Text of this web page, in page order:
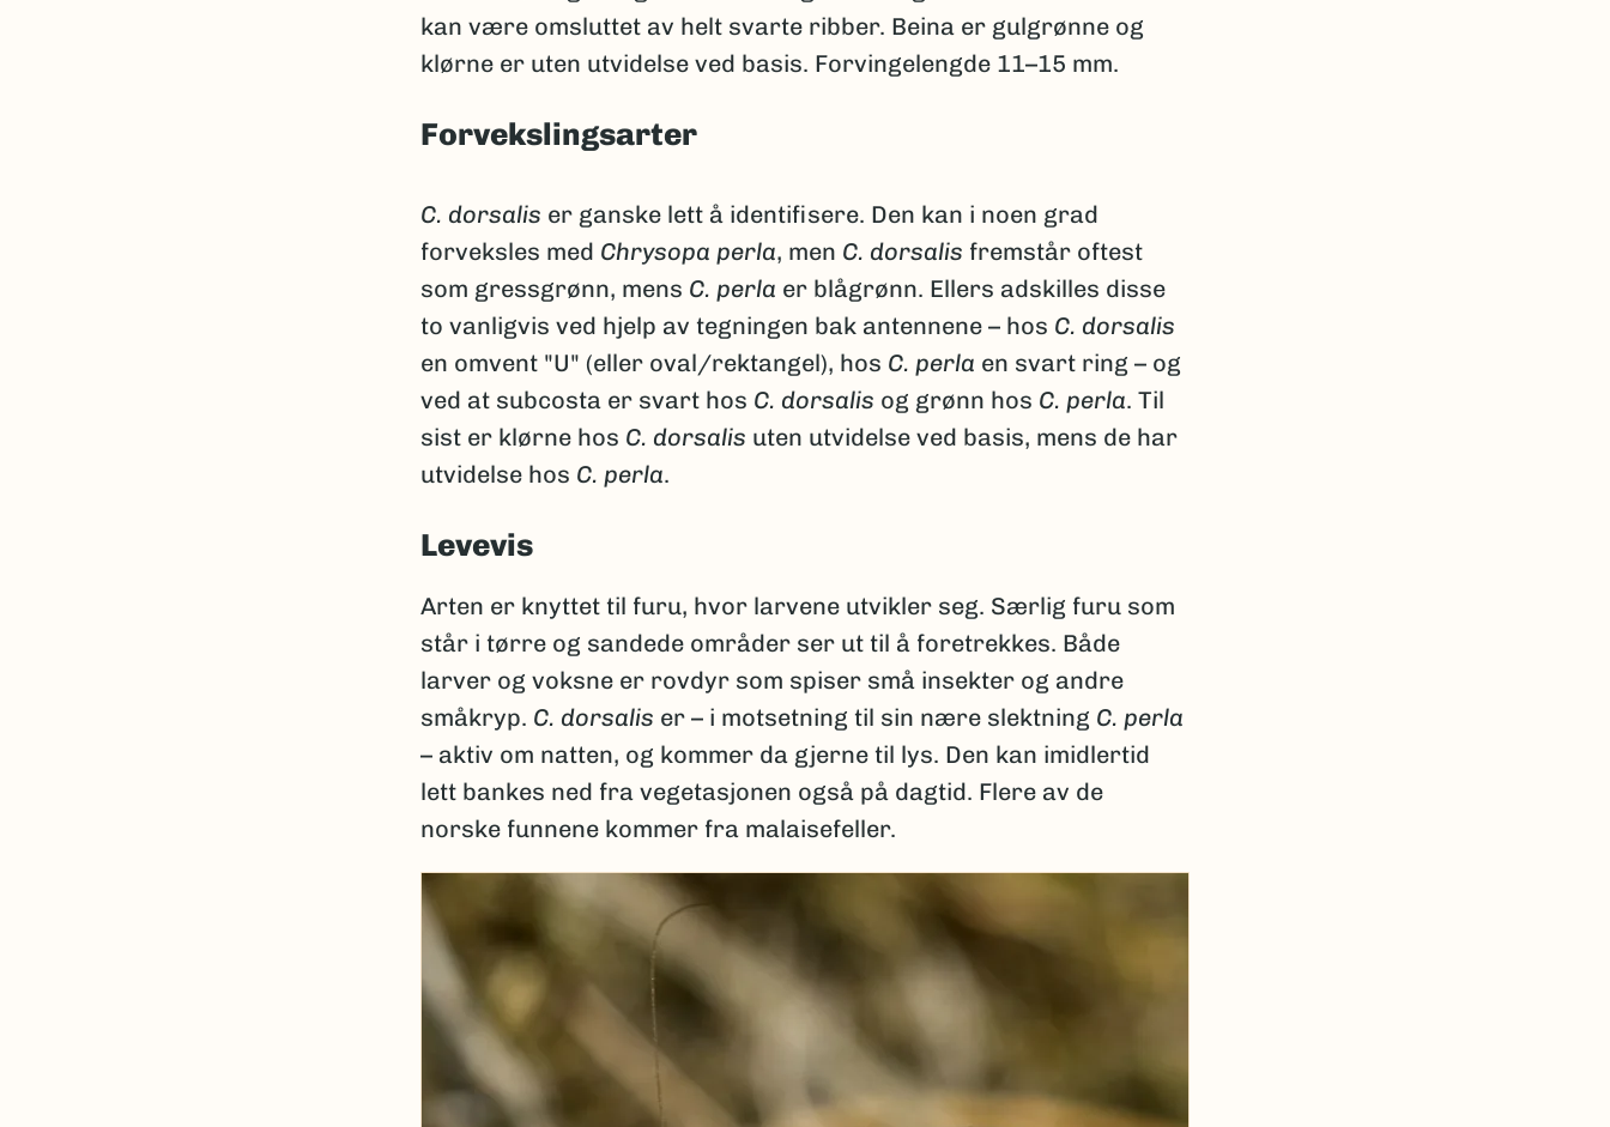
kan være omsluttet av helt svarte ribber. Beina er gulgrønne og
klørne er uten utvidelse ved basis. Forvingelengde 11–15 mm.
Forvekslingsarter
C. dorsalis er ganske lett å identifisere. Den kan i noen grad
forveksles med Chrysopa perla, men C. dorsalis fremstår oftest
som gressgrønn, mens C. perla er blågrønn. Ellers adskilles disse
to vanligvis ved hjelp av tegningen bak antennene – hos C. dorsalis
en omvent "U" (eller oval/rektangel), hos C. perla en svart ring – og
ved at subcosta er svart hos C. dorsalis og grønn hos C. perla. Til
sist er klørne hos C. dorsalis uten utvidelse ved basis, mens de har
utvidelse hos C. perla.
Levevis
Arten er knyttet til furu, hvor larvene utvikler seg. Særlig furu som
står i tørre og sandede områder ser ut til å foretrekkes. Både
larver og voksne er rovdyr som spiser små insekter og andre
småkryp. C. dorsalis er – i motsetning til sin nære slektning C. perla
– aktiv om natten, og kommer da gjerne til lys. Den kan imidlertid
lett bankes ned fra vegetasjonen også på dagtid. Flere av de
norske funnene kommer fra malaisefeller.